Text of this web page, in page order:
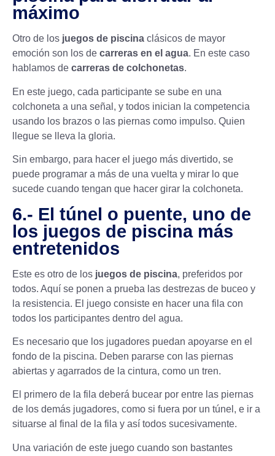
máximo
Otro de los juegos de piscina clásicos de mayor
emoción son los de carreras en el agua. En este caso
hablamos de carreras de colchonetas.
En este juego, cada participante se sube en una
colchoneta a una señal, y todos inician la competencia
usando los brazos o las piernas como impulso. Quien
llegue se lleva la gloria.
Sin embargo, para hacer el juego más divertido, se
puede programar a más de una vuelta y mirar lo que
sucede cuando tengan que hacer girar la colchoneta.
6.- El túnel o puente, uno de
los juegos de piscina más
entretenidos
Este es otro de los juegos de piscina, preferidos por
todos. Aquí se ponen a prueba las destrezas de buceo y
la resistencia. El juego consiste en hacer una fila con
todos los participantes dentro del agua.
Es necesario que los jugadores puedan apoyarse en el
fondo de la piscina. Deben pararse con las piernas
abiertas y agarrados de la cintura, como un tren.
El primero de la fila deberá bucear por entre las piernas
de los demás jugadores, como si fuera por un túnel, e ir a
situarse al final de la fila y así todos sucesivamente.
Una variación de este juego cuando son bastantes